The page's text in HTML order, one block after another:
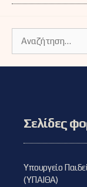
για:
Σελίδες
Υπουργείο
(ΥΠΑΙΘΑ)